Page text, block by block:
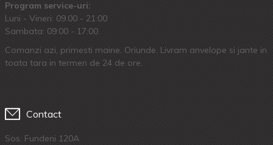
Program service-uri:
Luni - Vineri: 09.00 - 21:00
Sambata: 09:00 - 17:00
Comanzi azi, primesti maine. Oriunde. Livram anvelope si jante in
toata tara in termen de 24 de ore.
Contact
Sos. Fundeni 120A